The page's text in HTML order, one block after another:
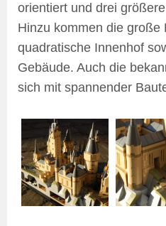
orientiert und drei
Hinzu kommen die große
quadratische Innenhof
Gebäude. Auch die
sich mit spannender